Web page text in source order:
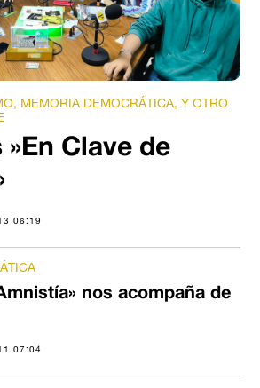
MEMORIA DEMOCRÁTICA, Y OTRO
Clave de
06:19
nos acompaña de
07:04